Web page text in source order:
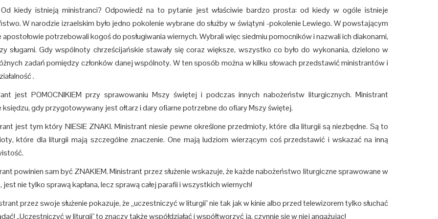
istnieją ministranci? Odpowiedź na to pytanie jest właściwie bardzo prosta: od kiedy w ogóle istnieje
W narodzie izraelskim było jedno pokolenie wybrane do służby w świątyni -pokolenie Lewiego. W powstającym
apostołowie potrzebowali kogoś do posługiwania wiernych. Wybrali więc siedmiu pomocników i nazwali ich diakonami,
sługami. Gdy wspólnoty chrześcijańskie stawały się coraz większe, wszystko co było do wykonania, dzielono w
zadań pomiędzy członków danej wspólnoty. W ten sposób można w kilku słowach przedstawić ministrantów i
.
jest POMOCNIKIEM przy sprawowaniu Mszy świętej i podczas innych nabożeństw liturgicznych. Ministrant
księdzu, gdy przygotowywany jest ołtarz i dary ofiarne potrzebne do ofiary Mszy świętej.
jest tym który NIESIE ZNAKI. Ministrant niesie pewne określone przedmioty, które dla liturgii są niezbędne. Są to
które dla liturgii mają szczególne znaczenie. One mają ludziom wierzącym coś przedstawić i wskazać na inną
powinien sam być ZNAKIEM. Ministrant przez służenie wskazuje, że każde nabożeństwo liturgiczne sprawowane w
jest nie tylko sprawą kapłana, lecz sprawą całej parafii i wszystkich wiernych!
przez swoje służenie pokazuje, że „uczestniczyć w liturgii" nie tak jak w kinie albo przed telewizorem tylko słuchać
,,Uczestniczyć w liturgii" to znaczy także współdziałać i współtworzyć ją, czynnie się w niej angażując!